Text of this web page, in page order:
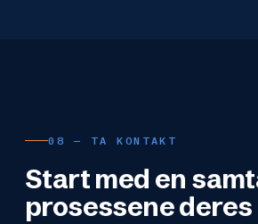
08 — TA KONTAKT
Start med en
prosessene deres